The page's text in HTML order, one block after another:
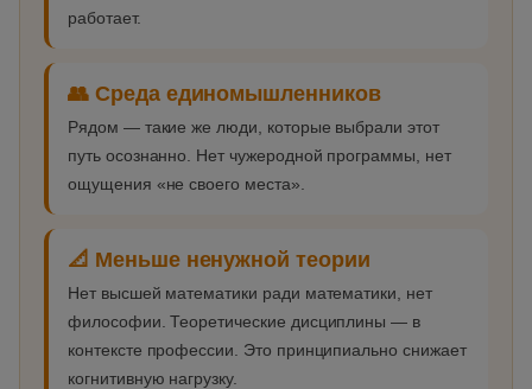
работает.
👥 Среда единомышленников
Рядом — такие же люди, которые выбрали этот
путь осознанно. Нет чужеродной программы, нет
ощущения «не своего места».
📐 Меньше ненужной теории
Нет высшей математики ради математики, нет
философии. Теоретические дисциплины — в
контексте профессии. Это принципиально снижает
когнитивную нагрузку.